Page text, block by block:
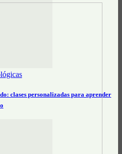
clases personalizadas para aprender